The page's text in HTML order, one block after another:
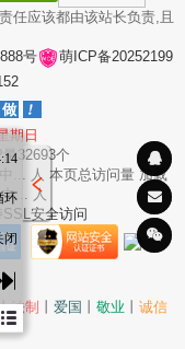
任应该都由该站长负责,且
号
萌ICP备20252199
期日
32693个
... 人 本页总访问量 加载
... 人
法制 爱国 敬业
诚信
环
闭